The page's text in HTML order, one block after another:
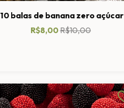
10 balas de banana zero açúcar
R$8,00R$10,00